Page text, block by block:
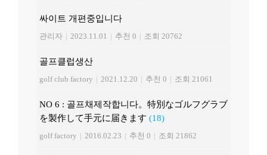
싸이트 개편중입니다
관리자 | 2023.11.01 | 추천 0 | 조회 20762
골프클럽생산
golf club factory | 2021.12.20 | 추천 0 | 조회 21061
NO 6 : 골프채제작합니다。特別なゴルフグラブ
を製作して手元に届きます (18)
golf factory | 2016.02.23 | 추천 0 | 조회 21862